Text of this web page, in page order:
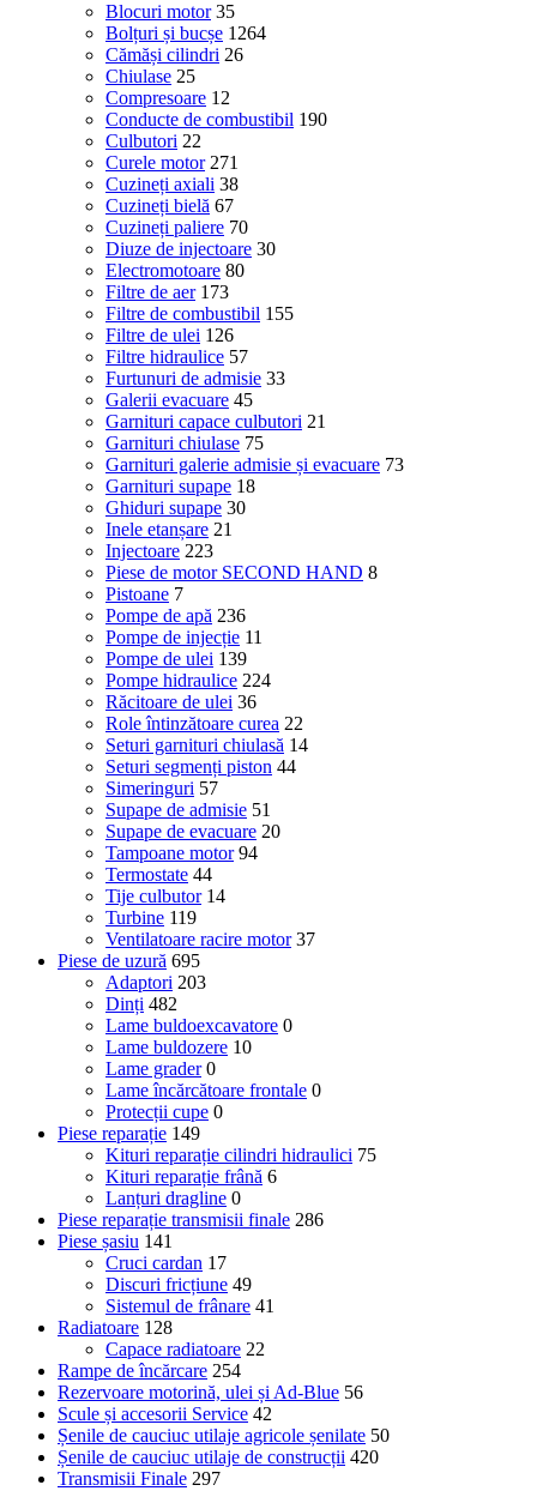
Blocuri motor 35
Bolțuri și bucșe 1264
Cămăși cilindri 26
Chiulase 25
Compresoare 12
Conducte de combustibil 190
Culbutori 22
Curele motor 271
Cuzineți axiali 38
Cuzineți bielă 67
Cuzineți paliere 70
Diuze de injectoare 30
Electromotoare 80
Filtre de aer 173
Filtre de combustibil 155
Filtre de ulei 126
Filtre hidraulice 57
Furtunuri de admisie 33
Galerii evacuare 45
Garnituri capace culbutori 21
Garnituri chiulase 75
Garnituri galerie admisie și evacuare 73
Garnituri supape 18
Ghiduri supape 30
Inele etanșare 21
Injectoare 223
Piese de motor SECOND HAND 8
Pistoane 7
Pompe de apă 236
Pompe de injecție 11
Pompe de ulei 139
Pompe hidraulice 224
Răcitoare de ulei 36
Role întinzătoare curea 22
Seturi garnituri chiulasă 14
Seturi segmenți piston 44
Simeringuri 57
Supape de admisie 51
Supape de evacuare 20
Tampoane motor 94
Termostate 44
Tije culbutor 14
Turbine 119
Ventilatoare racire motor 37
Piese de uzură 695
Adaptori 203
Dinți 482
Lame buldoexcavatore 0
Lame buldozere 10
Lame grader 0
Lame încărcătoare frontale 0
Protecții cupe 0
Piese reparație 149
Kituri reparație cilindri hidraulici 75
Kituri reparație frână 6
Lanțuri dragline 0
Piese reparație transmisii finale 286
Piese șasiu 141
Cruci cardan 17
Discuri fricțiune 49
Sistemul de frânare 41
Radiatoare 128
Capace radiatoare 22
Rampe de încărcare 254
Rezervoare motorină, ulei și Ad-Blue 56
Scule și accesorii Service 42
Șenile de cauciuc utilaje agricole șenilate 50
Șenile de cauciuc utilaje de construcții 420
Transmisii Finale 297